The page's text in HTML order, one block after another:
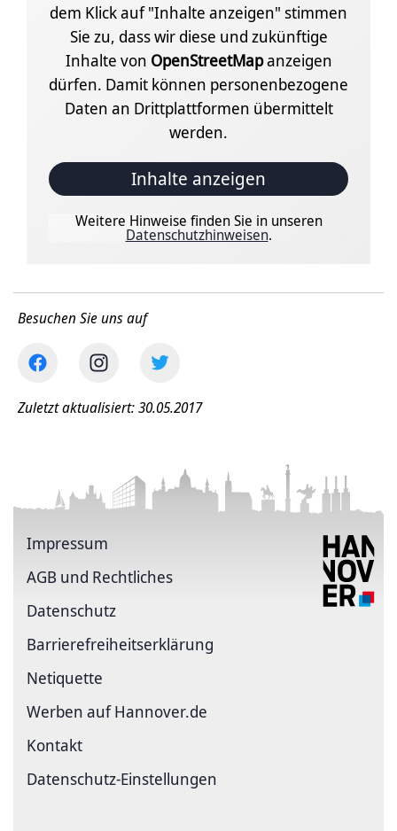
dem Klick auf "Inhalte anzeigen" stimmen
Sie zu, dass wir diese und zukünftige
Inhalte von OpenStreetMapanzeigen
dürfen. Damit können personenbezogene
Daten an Drittplattformen übermittelt
werden.
Inhalte anzeigen
Weitere Hinweise finden Sie in unseren
Datenschutzhinweisen.
Besuchen Sie uns auf
Zuletzt aktualisiert: 30.05.2017
Impressum
AGB und Rechtliches
Datenschutz
Barriere­freiheits­erklärung
Netiquette
Werben auf Hannover.de
Kontakt
Datenschutz-Einstellungen